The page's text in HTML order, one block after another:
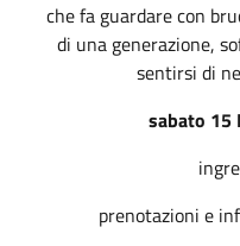
che fa guardare con
di una generazione,
sentirsi di
sabato 15
prenotazioni e